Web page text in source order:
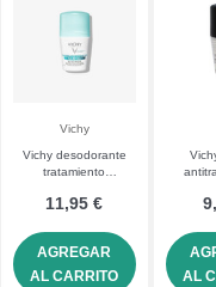
Vichy
Vichy desodorante
tratamiento
roll-on sin marcas
11,95 €
AGREGAR
AL CARRITO
AL